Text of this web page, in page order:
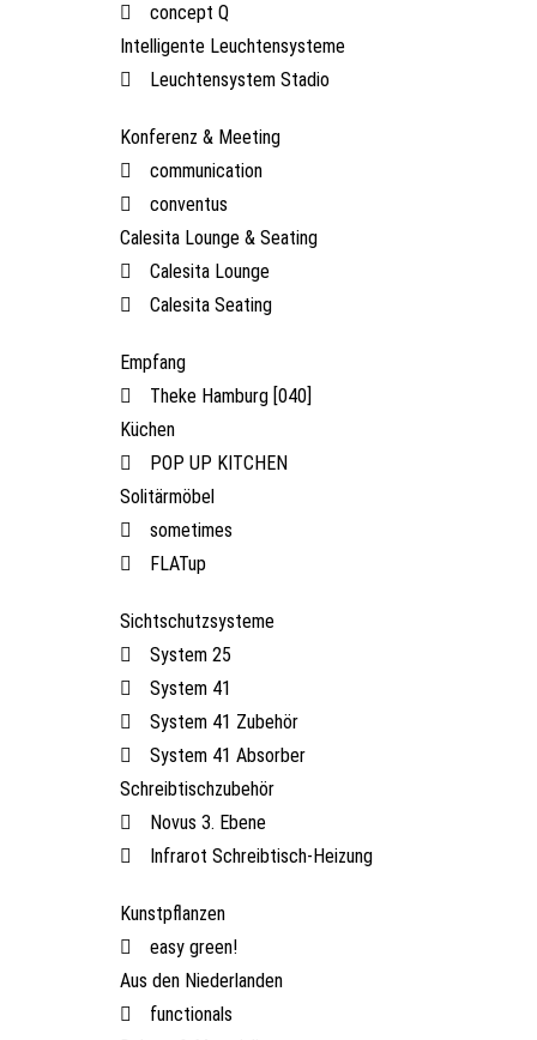
concept Q
Intelligente Leuchtensysteme
Leuchtensystem Stadio
Konferenz & Meeting
communication
conventus
Calesita Lounge & Seating
Calesita Lounge
Calesita Seating
Empfang
Theke Hamburg [040]
Küchen
POP UP KITCHEN
Solitärmöbel
sometimes
FLATup
Sichtschutzsysteme
System 25
System 41
System 41 Zubehör
System 41 Absorber
Schreibtischzubehör
Novus 3. Ebene
Infrarot Schreibtisch-Heizung
Kunstpflanzen
easy green!
Aus den Niederlanden
functionals